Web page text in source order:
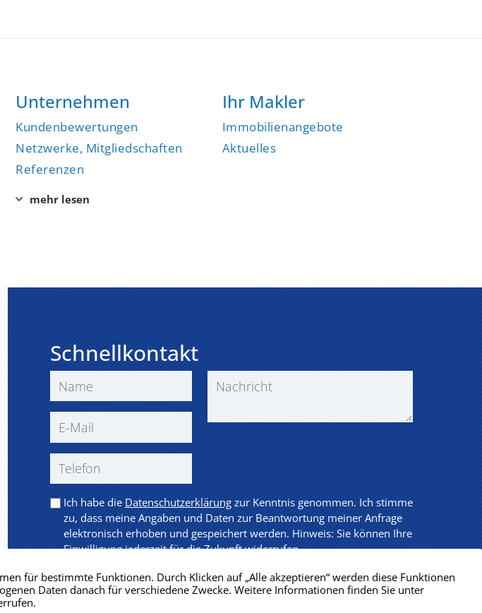
Unternehmen
Kundenbewertungen
Netzwerke, Mitgliedschaften
Referenzen
Ihr Makler
Immobilienangebote
Aktuelles
Schnellkontakt
Ich habe dieDatenschutzerklärungzur Kenntnis genommen. Ich stimme
zu, dass meine Angaben und Daten zur Beantwortung meiner Anfrage
elektronisch erhoben und gespeichert werden. Hinweis: Sie können Ihre
Einwilligung jederzeit für die Zukunft widerrufen.